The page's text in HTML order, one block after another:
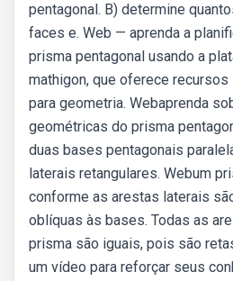
pentagonal. B) determine
faces e. Web — aprenda a
prisma pentagonal usando a
mathigon, que oferece
para geometria. Webaprenda
geométricas do prisma
duas bases pentagonais
laterais retangulares. Webum
conforme as arestas laterais
oblíquas às bases. Todas as
prisma são iguais, pois são
um vídeo para reforçar seus